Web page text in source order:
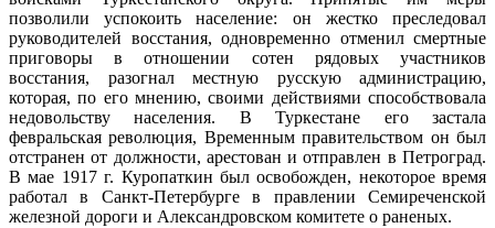
позволили успокоить население: он жестко преследовал
руководителей восстания, одновременно отменил смертные
приговоры в отношении сотен рядовых участников
восстания, разогнал местную русскую администрацию,
которая, по его мнению, своими действиями способствовала
недовольству населения. В Туркестане его застала
февральская революция, Временным правительством он был
отстранен от должности, арестован и отправлен в Петроград.
В мае 1917 г. Куропаткин был освобожден, некоторое время
работал в Санкт-Петербурге в правлении Семиреченской
железной дороги и Александровском комитете о раненых.